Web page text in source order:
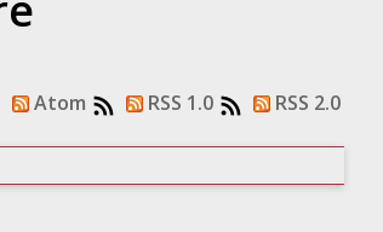
Atom RSS 1.0 RSS 2.0